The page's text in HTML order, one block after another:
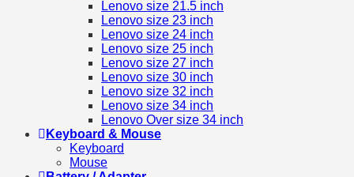
Lenovo size 21.5 inch
Lenovo size 23 inch
Lenovo size 24 inch
Lenovo size 25 inch
Lenovo size 27 inch
Lenovo size 30 inch
Lenovo size 32 inch
Lenovo size 34 inch
Lenovo Over size 34 inch
Keyboard & Mouse
Keyboard
Mouse